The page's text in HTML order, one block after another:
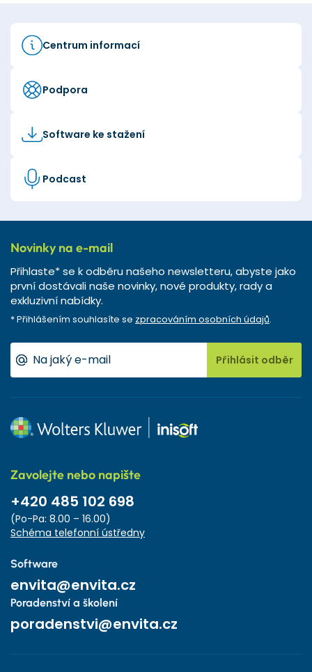
Centrum informací
Podpora
Software ke stažení
Podcast
Novinky na e-mail
Přihlaste* se k odběru našeho newsletteru, abyste jako
první dostávali naše novinky, nové produkty, rady a
exkluzivní nabídky.
* Přihlášením souhlasíte se zpracováním osobních údajů.
Přihlásit odběr
Zavolejte nebo napište
+420 485 102 698
(Po-Pa: 8.00 – 16.00)
Schéma telefonní ústředny
Software
envita@envita.cz
Poradenství a školení
poradenstvi@envita.cz